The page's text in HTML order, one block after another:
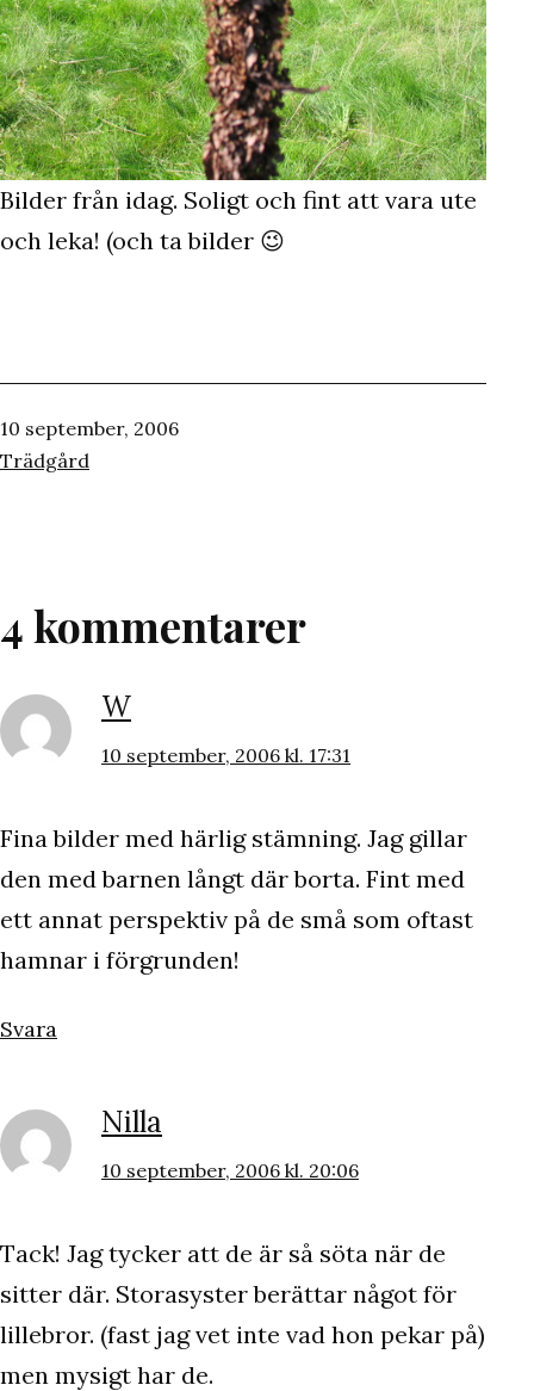
Bilder från idag. Soligt och fint att vara ute
och leka! (och ta bilder 😉
Publicerat
den
10 september, 2006
Kategoriserat
Trädgård
4 kommentarer
W
10 september, 2006 kl. 17:31
Fina bilder med härlig stämning. Jag gillar
den med barnen långt där borta. Fint med
ett annat perspektiv på de små som oftast
hamnar i förgrunden!
Svara
Nilla
10 september, 2006 kl. 20:06
Tack! Jag tycker att de är så söta när de
sitter där. Storasyster berättar något för
lillebror. (fast jag vet inte vad hon pekar på)
men mysigt har de.